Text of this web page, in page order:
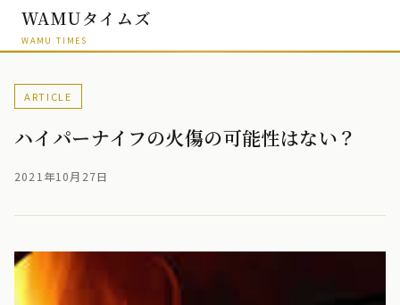
WAMUタイムズ
WAMU TIMES
ARTICLE
ハイパーナイフの火傷の可能性はない？
2021年10月27日